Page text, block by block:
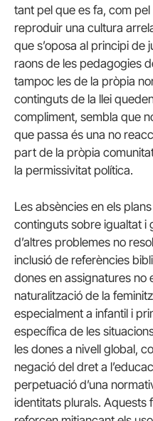
tant pel que es fa, com
reproduir una cultura
que s’oposa al principi de
raons de les pedagogies
tampoc les de la pròpia
continguts de la llei
compliment, sembla que
que passa és una no
part de la pròpia
la permissivitat política.
Les absències en els
continguts sobre igualtat i
d’altres problemes no
inclusió de referències
dones en assignatures no
naturalització de la
especialment a infantil i
específica de les
les dones a nivell global,
negació del dret a
perpetuació d’una
identitats plurals. Aquests